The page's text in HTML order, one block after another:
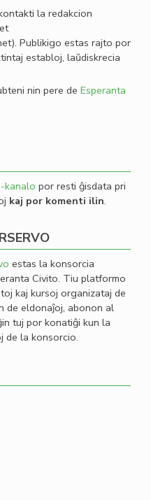
la redakcion
. Publikigo estas rajto por
establoj, laŭdiskrecia
nin pere de Esperanta
kanalo por resti ĝisdata pri
kaj por komenti ilin.
estas la konsorcia
Civito. Tiu platformo
kaj kursoj organizataj de
de eldonaĵoj, abonon al
tuj por konatiĝi kun la
de la konsorcio.